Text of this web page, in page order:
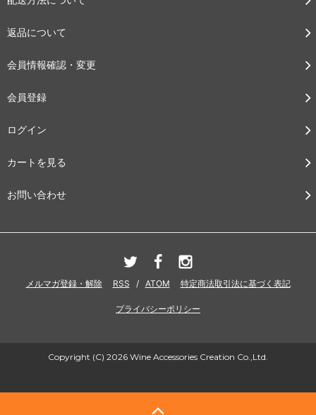
返品について
会員情報確認・変更
会員登録
ログイン
カートを見る
お問い合わせ
メルマガ登録・解除 RSS / ATOM 特定商法取引法に基づく表記
プライバシーポリシー
Copyright (C) 2026 Wine Accessories Creation Co.,Ltd.